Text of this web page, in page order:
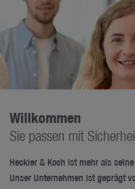
Willkommen
Sie passen mit
Heckler & Koch ist mehr als
Unser Unternehmen ist geprägt